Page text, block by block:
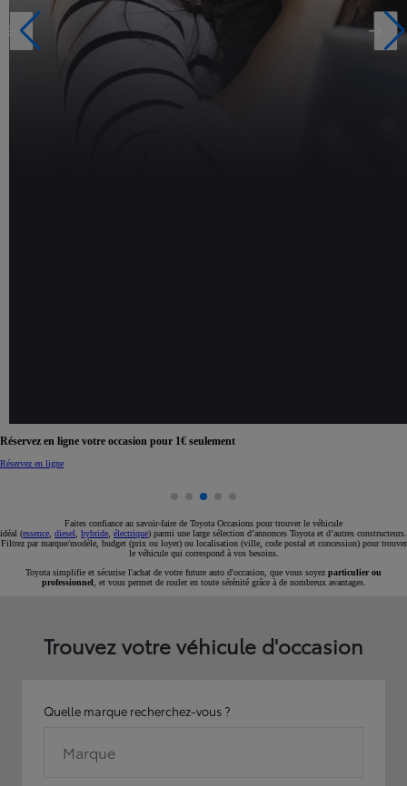
Réservez en ligne votre occasion pour 1€ seulement
Réservez en ligne
Faites confiance au savoir-faire de Toyota Occasions pour trouver le véhicule
idéal (essence diesel hybride électrique) parmi une large sélection d’annonces Toyota et d’autres constructeurs.
Filtrez par marque/modèle, budget (prix ou loyer) ou localisation (ville, code postal et concession) pour trouver
le véhicule qui correspond à vos besoins.
Toyota simplifie et sécurise l'achat de votre future auto d'occasion, que vous soyez particulier ou
professionnel , et vous permet de rouler en toute sérénité grâce à de nombreux avantages.
Trouvez votre véhicule d'occasion
Quelle marque recherchez-vous ?
Marque